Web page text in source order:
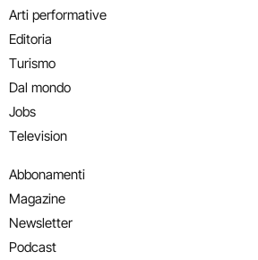
Arti performative
Editoria
Turismo
Dal mondo
Jobs
Television
Abbonamenti
Magazine
Newsletter
Podcast